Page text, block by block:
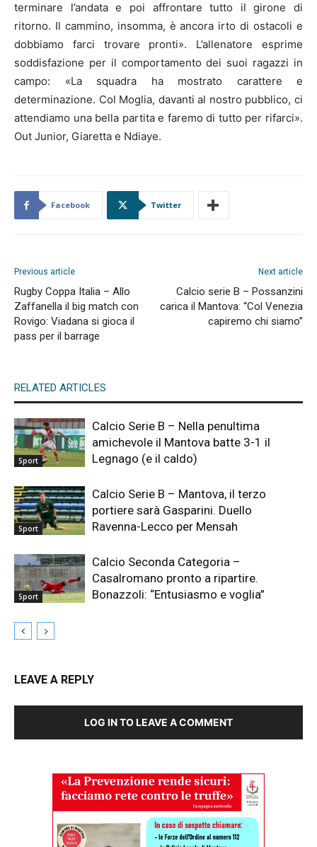
terminare l’andata e poi affrontare tutto il girone di
ritorno. Il cammino, insomma, è ancora irto di ostacoli e
dobbiamo farci trovare pronti». L’allenatore esprime
soddisfazione per il comportamento dei suoi ragazzi in
campo: «La squadra ha mostrato carattere e
determinazione. Col Moglia, davanti al nostro pubblico, ci
attendiamo una bella partita e faremo di tutto per rifarci».
Out Junior, Giaretta e Ndiaye.
Facebook Twitter
Previous article
Rugby Coppa Italia – Allo
Zaffanella il big match con
Rovigo: Viadana si gioca il
pass per il barrage
Next article
Calcio serie B – Possanzini
carica il Mantova: “Col Venezia
capiremo chi siamo”
RELATED ARTICLES
Sport
Calcio Serie B – Nella penultima
amichevole il Mantova batte 3-1 il
Legnago (e il caldo)
Sport
Calcio Serie B – Mantova, il terzo
portiere sarà Gasparini. Duello
Ravenna-Lecco per Mensah
Sport
Calcio Seconda Categoria –
Casalromano pronto a ripartire.
Bonazzoli: “Entusiasmo e voglia”
LEAVE A REPLY
LOG IN TO LEAVE A COMMENT